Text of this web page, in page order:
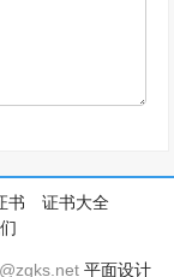
书
证书大全
平面设计